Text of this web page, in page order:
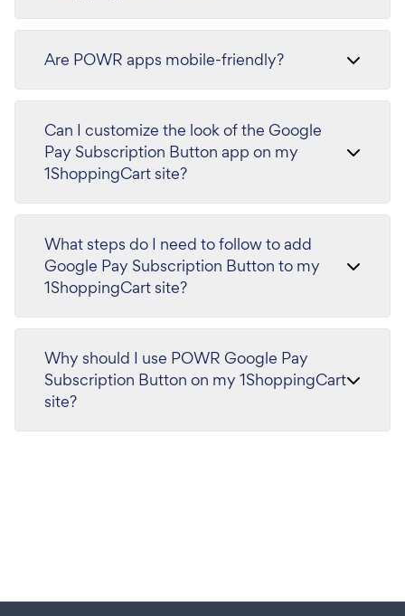
Are POWR apps mobile-friendly?
Can I customize the look of the Google
Pay Subscription Button app on my
1ShoppingCart site?
What steps do I need to follow to add
Google Pay Subscription Button to my
1ShoppingCart site?
Why should I use POWR Google Pay
Subscription Button on my 1ShoppingCart
site?